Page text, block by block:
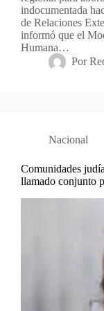
indocumentada
de Relaciones
informó que el
Humana…
Por
Nacional
Comunidades
llamado conjunto